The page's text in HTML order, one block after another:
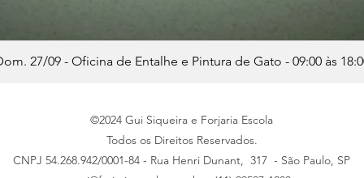
27/09 - Oficina de Entalhe e Pintura de Gato - 09:00 às
©2024 Gui Siqueira e Forjaria Escola
Todos os Direitos Reservados.
CNPJ 54.268.942/0001-84 - Rua Henri Dunant, 317 - São Paulo, SP